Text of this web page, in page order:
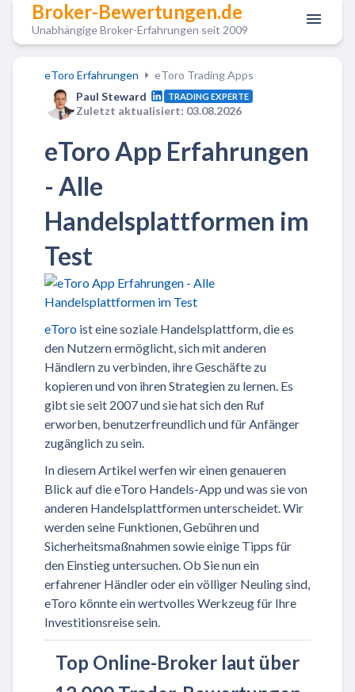
Broker-Bewertungen.de
Unabhängige Broker-Erfahrungen seit 2009
eToro Erfahrungen
eToro Trading Apps
Paul Steward
TRADING EXPERTE
Zuletzt aktualisiert: 03.08.2026
eToro App Erfahrungen
- Alle
Handelsplattformen im
Test
eToro ist eine soziale Handelsplattform, die es
den Nutzern ermöglicht, sich mit anderen
Händlern zu verbinden, ihre Geschäfte zu
kopieren und von ihren Strategien zu lernen. Es
gibt sie seit 2007 und sie hat sich den Ruf
erworben, benutzerfreundlich und für Anfänger
zugänglich zu sein.
In diesem Artikel werfen wir einen genaueren
Blick auf die eToro Handels-App und was sie von
anderen Handelsplattformen unterscheidet. Wir
werden seine Funktionen, Gebühren und
Sicherheitsmaßnahmen sowie einige Tipps für
den Einstieg untersuchen. Ob Sie nun ein
erfahrener Händler oder ein völliger Neuling sind,
eToro könnte ein wertvolles Werkzeug für Ihre
Investitionsreise sein.
Top Online-Broker laut über